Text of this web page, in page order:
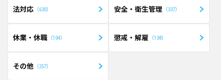
法対応 630 安全・衛生管理 337
休業・休職 104 懲戒・解雇 138
その他 257